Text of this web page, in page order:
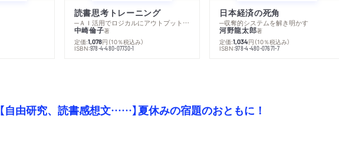
読書思考トレーニング
─ＡＩ活用でロジカルにアウトプットする技法
中崎倫子著
定価:1,078円 （10％税込み）
ISBN:978-4-480-07730-1
日本経済の死角
─収奪的システムを解き明かす
河野龍太郎著
定価:1,034円 （10％税込み）
ISBN:978-4-480-07671-7
【自由研究、読書感想文……】夏休みの宿題のおともに！